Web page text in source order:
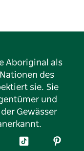
Aboriginal als
des
sie. Sie
und
Gewässer
TikTok